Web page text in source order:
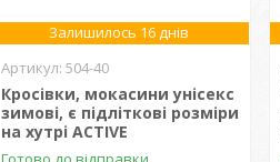
Залишилось 16 днів
504-40
Кросівки, мокасини унісекс
зимові, є підліткові розміри
на хутрі ACTIVE